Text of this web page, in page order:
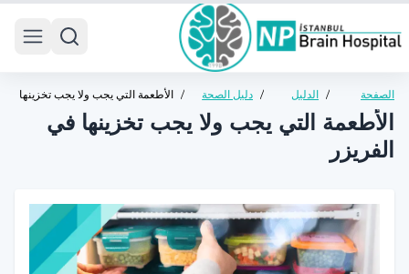
الصفحة
الرئيسية
/ الدليل
الصحي
/ دليل الصحة
/ الأطعمة التي يجب ولا يجب تخزينها
الأطعمة التي يجب ولا يجب تخزينها في
الفريزر